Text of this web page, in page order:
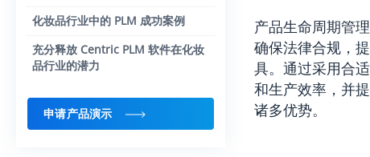
化妆品行业中的 PLM 成功案例
充分释放 Centric PLM 软件在化妆
品行业的潜力
申请产品演示
产品生命周期管
确保法律合规，
具。通过采用合
和生产效率，并
诸多优势。